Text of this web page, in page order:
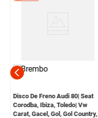
Disco De Freno Audi 80| Seat
Corodba, Ibiza, Toledo| Vw
Carat, Gacel, Gol, Gol Country,